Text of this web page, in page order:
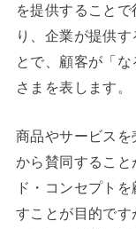
を提供すること
り、企業が提供
とで、顧客が「
さまを表します。
商品やサービス
から賛同するこ
ド・コンセプト
すことが目的で